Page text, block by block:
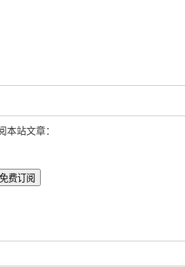
本站文章：